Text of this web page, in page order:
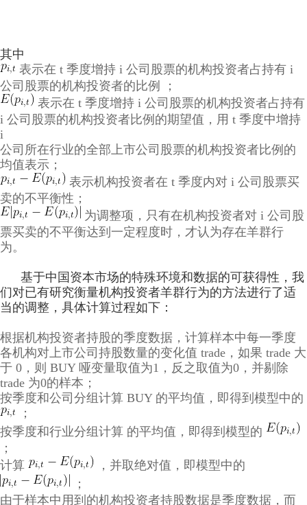
其中
表示在 t 季度增持 i 公司股票的机构投资者占持有 i
公司股票的机构投资者的比例 ；
表示在 t 季度增持 i 公司股票的机构投资者占持有
i 公司股票的机构投资者比例的期望值，用 t 季度中增持
i
公司所在行业的全部上市公司股票的机构投资者比例的
均值表示；
表示机构投资者在 t 季度内对 i 公司股票买
卖的不平衡性；
为调整项，只有在机构投资者对 i 公司股
票买卖的不平衡达到一定程度时，才认为存在羊群行
为。
基于中国资本市场的特殊环境和数据的可获得性，我
们对已有研究衡量机构投资者羊群行为的方法进行了适
当的调整，具体计算过程如下：
根据机构投资者持股的季度数据，计算样本中每一季度
各机构对上市公司持股数量的变化值 trade，如果 trade 大
于 0，则 BUY 哑变量取值为1，反之取值为0，并剔除
trade 为0的样本；
按季度和公司分组计算 BUY 的平均值，即得到模型中的
；
按季度和行业分组计算 的平均值，即得到模型的
；
计算
，并取绝对值，即模型中的
；
由于样本中用到的机构投资者持股数据是季度数据，而